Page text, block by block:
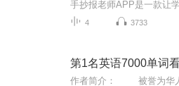
4 3733
第1名英语7000单词